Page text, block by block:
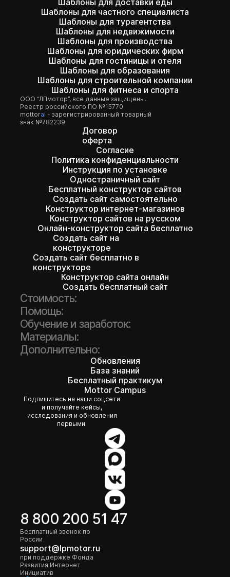
Шаблоны для доставки еды
Шаблоны для частного специалиста
Шаблоны для турагентства
Шаблоны для недвижимости
Шаблоны для производства
Шаблоны для юридических фирм
Шаблоны для гостиницы и отеля
Шаблоны для образования
Шаблоны для строительной компании
Шаблоны для фитнеса и спорта
ООО “ЛПмотор”, все данные защищены.
Реестр российского ПО №15770
mottorai - зарегистрированный товарный
знак №782239
Договор
оферта
Согласие
Политика конфиденциальности
Инструкция по установке
Одностраничный сайт
Бесплатный конструктор сайтов
Создать сайт самостоятельно
Конструктор интернет-магазинов
Конструктор сайтов на русском
Онлайн-конструктор сайта бесплатно
Создать сайт на
конструкторе
Создать сайт бесплатно в
конструкторе
Конструктор сайта онлайн
Создать бесплатный сайт
Стоимость:
Помощь:
Обучение и заработок:
Материалы:
Дополнительно:
Обновления
База знаний
Бесплатный практикум
Mottor Campus
Подпишитесь на наши соцсети
и получайте кейсы,
исследования и обновления
первыми:
8 800 200 51 47
Бесплатный звонок по
России
support@lpmotor.ru
при поддержке Фонда
Развития Интернет
Инициатив